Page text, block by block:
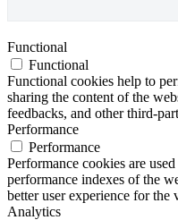
Functional
Functional
Functional cookies help to
sharing the content of the
feedbacks, and other third-
Performance
Performance
Performance cookies are
performance indexes of the
better user experience for the
Analytics